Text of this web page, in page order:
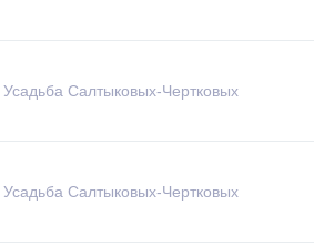
Усадьба Салтыковых-Чертковых
Усадьба Салтыковых-Чертковых